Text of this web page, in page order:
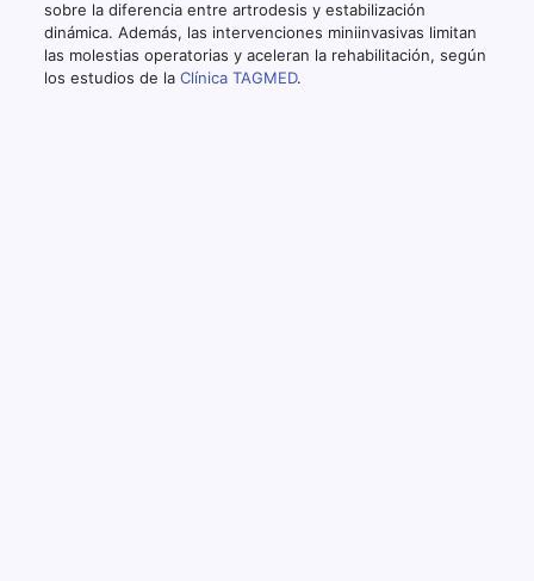
sobre la diferencia entre artrodesis y estabilización
dinámica. Además, las intervenciones miniinvasivas limitan
las molestias operatorias y aceleran la rehabilitación, según
los estudios de la Clínica TAGMED.